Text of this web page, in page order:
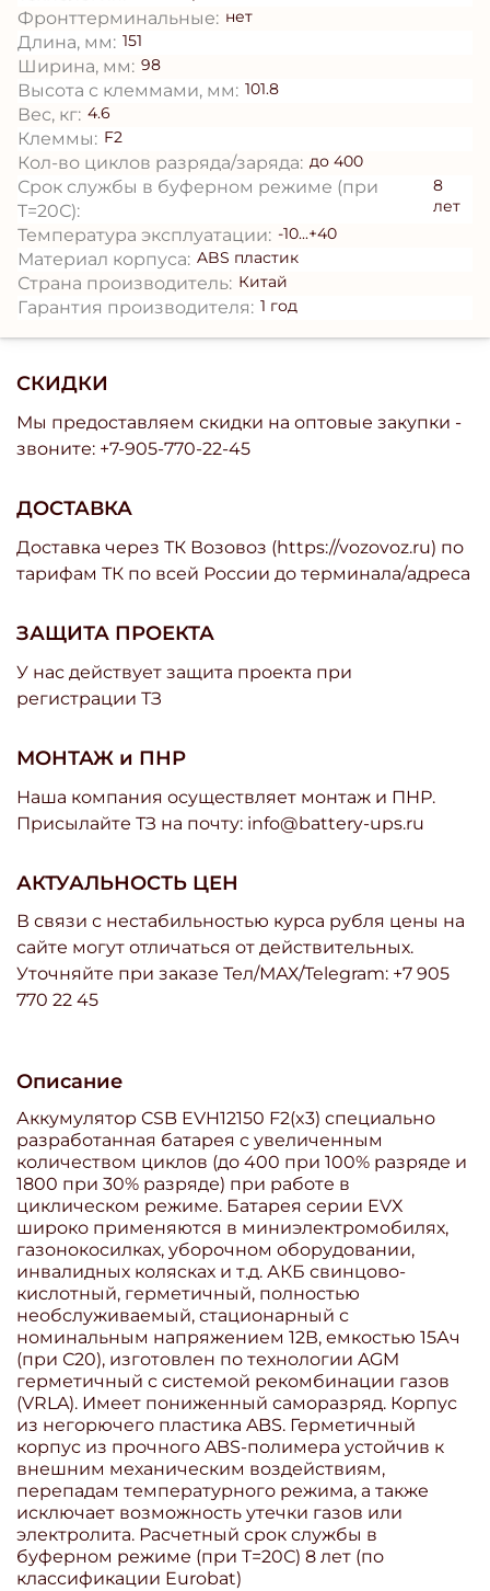
Описание
Аккумулятор CSB EVH12150 F2(x3) специально
разработанная батарея с увеличенным
количеством циклов (до 400 при 100% разряде и
1800 при 30% разряде) при работе в
циклическом режиме. Батарея серии EVX
широко применяются в миниэлектромобилях,
газонокосилках, уборочном оборудовании,
инвалидных колясках и т.д. АКБ свинцово-
кислотный, герметичный, полностью
необслуживаемый, стационарный с
номинальным напряжением 12В, емкостью 15Ач
(при С20), изготовлен по технологии AGM
герметичный с системой рекомбинации газов
(VRLA). Имеет пониженный саморазряд. Корпус
из негорючего пластика ABS. Герметичный
корпус из прочного ABS-полимера устойчив к
внешним механическим воздействиям,
перепадам температурного режима, а также
исключает возможность утечки газов или
электролита. Расчетный срок службы в
буферном режиме (при T=20С) 8 лет (по
классификации Eurobat)
СКИДКИ
Мы предоставляем скидки на оптовые закупки -
звоните: +7-905-770-22-45
ДОСТАВКА
Доставка через ТК Возовоз (https://vozovoz.ru) по
тарифам ТК по всей России до терминала/адреса
ЗАЩИТА ПРОЕКТА
У нас действует защита проекта при
регистрации ТЗ
МОНТАЖ и ПНР
Наша компания осуществляет монтаж и ПНР.
Присылайте ТЗ на почту: info@battery-ups.ru
АКТУАЛЬНОСТЬ ЦЕН
В связи с нестабильностью курса рубля цены на
сайте могут отличаться от действительных.
Уточняйте при заказе Тел/МАХ/Telegram: +7 905
770 22 45
Фронттерминальные: нет
Длина, мм: 151
Ширина, мм: 98
Высота с клеммами, мм: 101.8
Вес, кг: 4.6
Клеммы: F2
Кол-во циклов разряда/заряда: до 400
Срок службы в буферном режиме (при
T=20С):
8
лет
Температура эксплуатации: -10...+40
Материал корпуса: ABS пластик
Страна производитель: Китай
Гарантия производителя: 1 год